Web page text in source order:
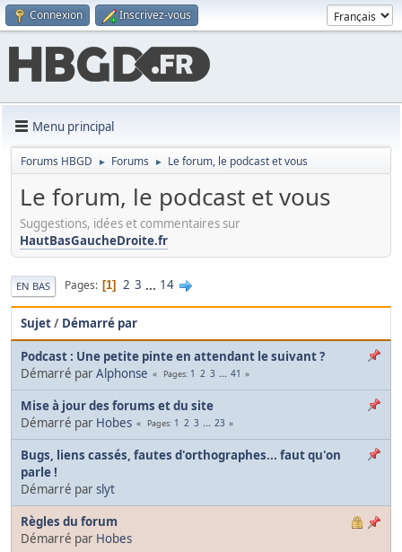
Connexion Inscrivez-vous
Menu principal
Forums HBGD ► Forums ► Le forum, le podcast et vous
Le forum, le podcast et vous
Suggestions, idées et commentaires sur
HautBasGaucheDroite.fr
EN BAS Pages 1 2 3 ... 14
Sujet/ Démarré par
Podcast : Une petite pinte en attendant le suivant ?
Démarré parAlphonse Pages 1 2 3 ... 41
Mise à jour des forums et du site
Démarré par Hobes Pages 1 2 3 ... 23
Bugs, liens cassés, fautes d'orthographes... faut qu'on
parle !
Démarré parslyt
Règles du forum
Démarré par Hobes